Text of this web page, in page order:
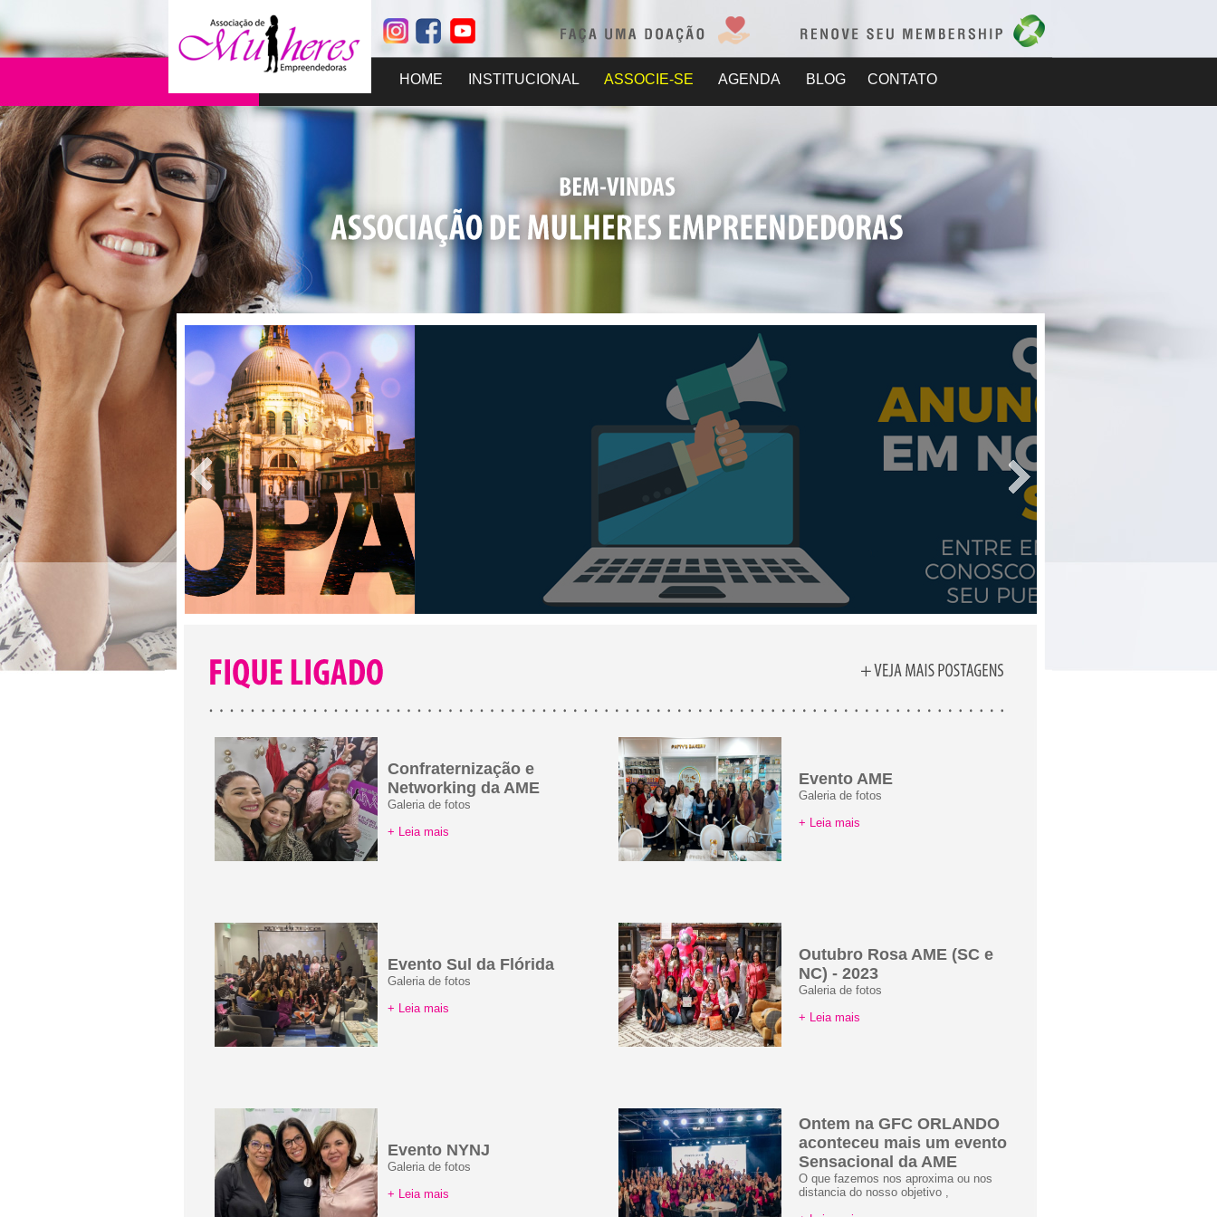
HOME INSTITUCIONAL ASSOCIE-SE AGENDA BLOG CONTATO
Confraternização e
Networking da AME
Galeria de fotos
+ Leia mais
Evento AME
Galeria de fotos
+ Leia mais
Evento Sul da Flórida
Galeria de fotos
+ Leia mais
Outubro Rosa AME (SC e
NC) - 2023
Galeria de fotos
+ Leia mais
Evento NYNJ
Galeria de fotos
+ Leia mais
Ontem na GFC ORLANDO
aconteceu mais um evento
Sensacional da AME
O que fazemos nos aproxima ou nos
distancia do nosso objetivo ,